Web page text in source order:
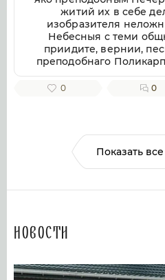
житий их в себе
изобразителя
Небесныя с теми
приидите, вернии,
преподобнаго
радуйся,
0 0
Показать
Новости